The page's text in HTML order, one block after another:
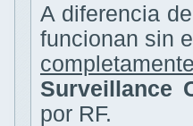
A diferencia
funcionan sin
Surveillance
por RF.